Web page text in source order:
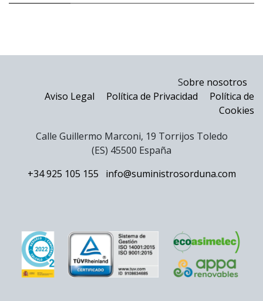
Sobre nosotros
Aviso Legal
Política de Privacidad
Política de
Cookies
Calle Guillermo Marconi, 19 Torrijos Toledo
(ES) 45500 España
+34 925 105 155
info@suministrosorduna.com